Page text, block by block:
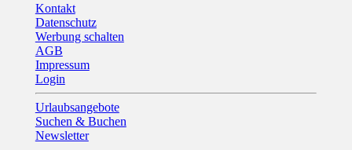
Kontakt
Datenschutz
Werbung schalten
AGB
Impressum
Login
Urlaubsangebote
Suchen & Buchen
Newsletter